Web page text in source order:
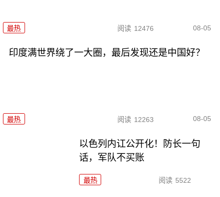
最热 阅读 12476 08-05
印度满世界绕了一大圈，最后发现还是中国好？
最热 阅读 12263 08-05
以色列内讧公开化！防长一句
话，军队不买账
最热 阅读 5522